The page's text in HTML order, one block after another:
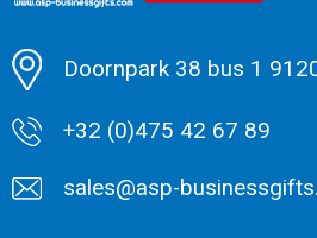
Minimale afname: 1
Doornpark 38 bus 1
+32 (0)475 42 67 89
sales@asp-